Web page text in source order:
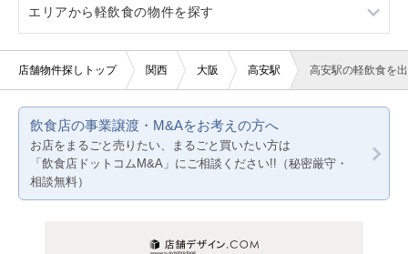
20坪以下
賃料10万円以下
バー・クラブ
美容室・理容室
医療・歯科・クリニック
物販・小売
バー
居酒屋・ダイニングバー
ネイルサロン
その他店舗物件
大阪
京都
エリアから軽飲食の物件を探す
大阪
兵庫
店舗物件探しトップ 関西 大阪 高安駅 高安駅の軽飲食を
飲食店の事業譲渡・M&Aをお考えの方へ
お店をまるごと売りたい、まるごと買いたい方は
「飲食店ドットコムM&A」にご相談ください!!（秘密厳守・
相談無料）